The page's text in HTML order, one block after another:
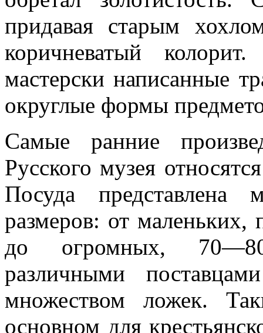
придавая старым
коричневатый
мастерски написанные
округлые формы
Самые ранние
Русского музея
Посуда
размеров: от маленьких,
до огромных, 70—80
различными
множеством ложек.
основном для